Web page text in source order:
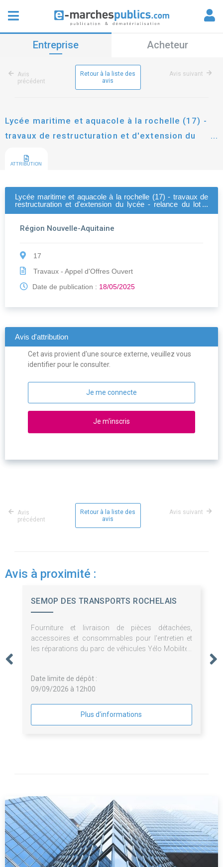
Entreprise Acheteur
Avis
précédent
Retour à la liste des
avis
Avis suivant
Lycée maritime et aquacole à la rochelle (17) -
travaux de restructuration et d'extension du
plafonds"
ATTRIBUTION
Lycée maritime et aquacole à la rochelle (17) - travaux de
restructuration et d'extension du lycée - relance du lot 9
Région Nouvelle-Aquitaine
17
Travaux - Appel d'Offres Ouvert
Date de publication : 18/05/2025
Avis d'attribution
Cet avis provient d'une source externe, veuillez vous
identifier pour le consulter.
Je me connecte
Je m'inscris
Avis
précédent
Retour à la liste des
avis
Avis suivant
Avis à proximité :
SEMOP DES TRANSPORTS ROCHELAIS
Fourniture et livraison de pièces détachées,
accessoires et consommables pour l'entretien et
les réparations du parc de véhicules Yélo Mobilités
Date limite de dépôt :
09/09/2026 à 12h00
Plus d'informations